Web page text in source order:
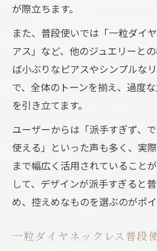
が際立ちます。
また、普段使いでは「一粒ダイ
アス」など、他のジュエリーと
ば小ぶりなピアスやシンプルな
で、全体のトーンを揃え、過度
を引き立てます。
ユーザーからは「派手すぎず、
使える」といった声も多く、実
まで幅広く活用されていること
して、デザインが派手すぎると
め、控えめなものを選ぶのがポイ
一粒ダイヤネックレス普段